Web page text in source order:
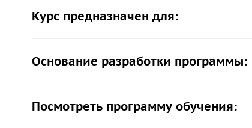
Курс предназначен для:
Основание разработки программы:
Посмотреть программу обучения: